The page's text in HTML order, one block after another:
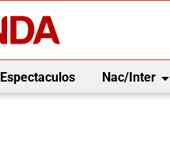
Espectaculos Nac/Inter